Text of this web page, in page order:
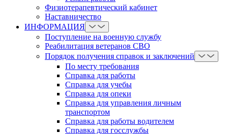
Физиотерапевтический кабинет
Наставничество
ИНФОРМАЦИЯ
Поступление на военную службу
Реабилитация ветеранов СВО
Порядок получения справок и заключений
По месту требования
Справка для работы
Справка для учебы
Справка для опеки
Справка для управления личным
транспортом
Справка для работы водителем
Справка для госслужбы